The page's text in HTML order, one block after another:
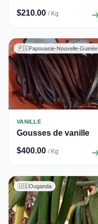
$210.00 / Kg
🇵🇬Papouasie-Nouvelle-Guinée
VANILLE
Gousses de vanille
$400.00 / Kg
🇺🇬Ouganda